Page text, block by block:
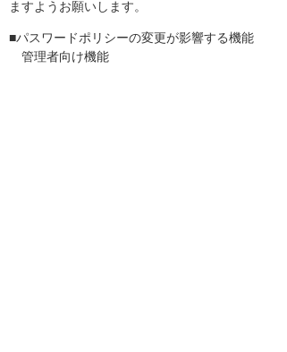
ますようお願いします。
■パスワードポリシーの変更が影響する機能
管理者向け機能